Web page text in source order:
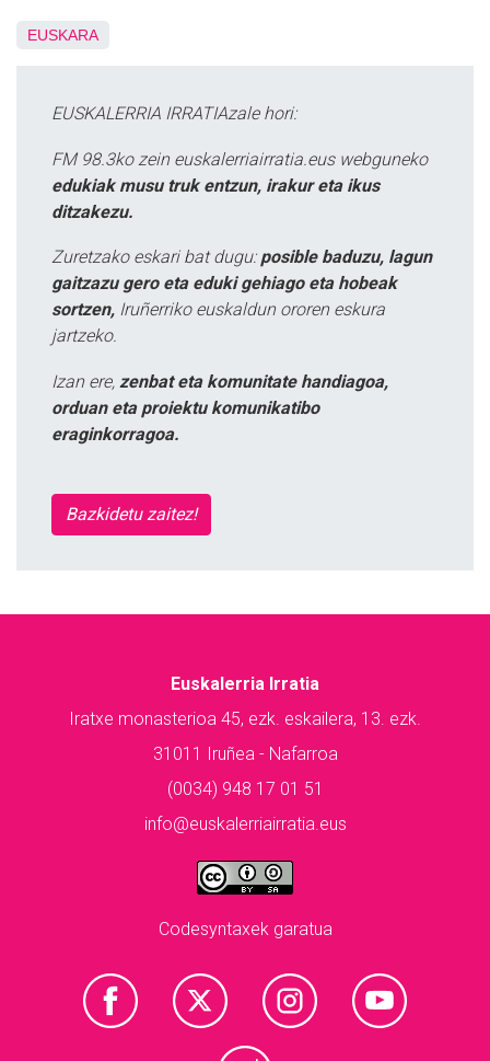
EUSKARA
EUSKALERRIA IRRATIAzale hori:
FM 98.3ko zein euskalerriairratia.eus webguneko
edukiak musu truk entzun, irakur eta ikus
ditzakezu.
Zuretzako eskari bat dugu: posible baduzu, lagun
gaitzazu gero eta eduki gehiago eta hobeak
sortzen, Iruñerriko euskaldun ororen eskura
jartzeko.
Izan ere, zenbat eta komunitate handiagoa,
orduan eta proiektu komunikatibo
eraginkorragoa.
Bazkidetu zaitez!
Euskalerria Irratia
Iratxe monasterioa 45, ezk. eskailera, 13. ezk.
31011 Iruñea - Nafarroa
(0034) 948 17 01 51
info@euskalerriairratia.eus
Codesyntaxek garatua